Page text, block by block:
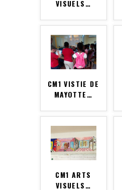
VISUELS…
CM1 VISTIE DE
MAYOTTE…
CM1 ARTS
VISUELS…